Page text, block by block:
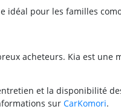
idéal pour les familles
acheteurs. Kia est une
et la disponibilité
sur CarKomori.